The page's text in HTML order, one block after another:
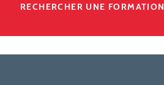
RECHERCHER UNE FORMATION